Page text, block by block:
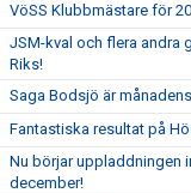
VöSS Klubbmästare för
JSM-kval och flera andra
Riks!
Saga Bodsjö är
Fantastiska resultat på
Nu börjar uppladdningen
december!